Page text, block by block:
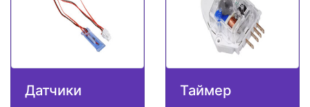
Датчики Таймер